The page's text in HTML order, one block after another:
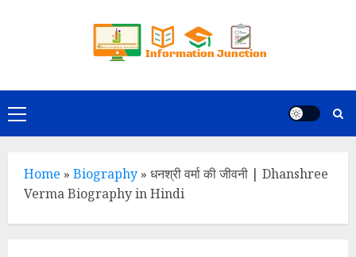
Primary
Menu
Home » Biography » धनश्री वर्मा की जीवनी | Dhanshree
Verma Biography in Hindi